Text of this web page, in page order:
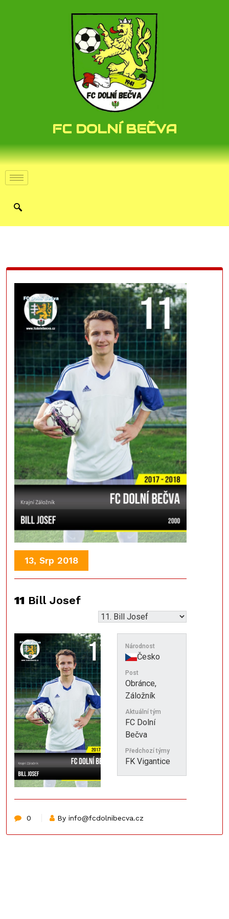
FC DOLNÍ BEČVA
13, Srp 2018
11 Bill Josef
Národnost
Česko
Post
Obránce,
Záložník
Aktuální tým
FC Dolní
Bečva
Předchozí týmy
FK Vigantice
0 By info@fcdolnibecva.cz